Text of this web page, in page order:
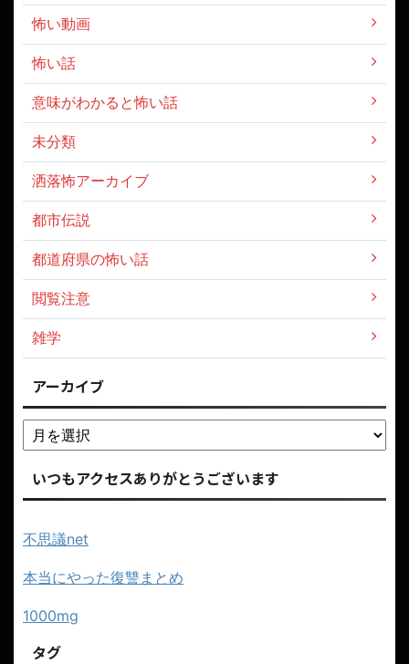
怖い動画
怖い話
意味がわかると怖い話
未分類
洒落怖アーカイブ
都市伝説
都道府県の怖い話
閲覧注意
雑学
アーカイブ
いつもアクセスありがとうございます
不思議net
本当にやった復讐まとめ
1000mg
タグ